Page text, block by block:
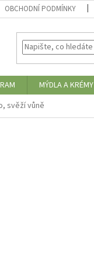
OBCHODNÍ PODMÍNKY
MÝDLA A KRÉMY
svěží vůně